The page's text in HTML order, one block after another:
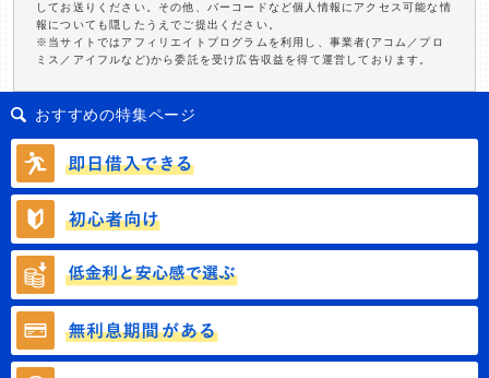
してお送りください。その他、バーコードなど個人情報にアクセス可能な情
報についても隠したうえでご提出ください。
※当サイトではアフィリエイトプログラムを利用し、事業者(アコム／プロ
ミス／アイフルなど)から委託を受け広告収益を得て運営しております。
おすすめの特集ページ